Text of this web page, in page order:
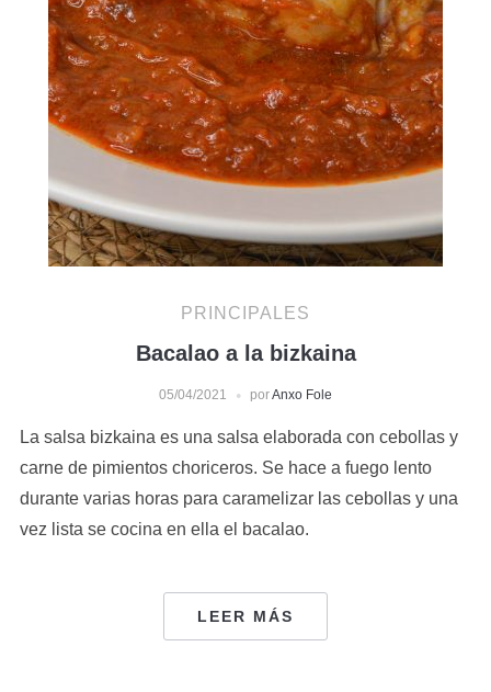
PRINCIPALES
Bacalao a la bizkaina
05/04/2021 porAnxo Fole
La salsa bizkaina es una salsa elaborada con cebollas y
carne de pimientos choriceros. Se hace a fuego lento
durante varias horas para caramelizar las cebollas y una
vez lista se cocina en ella el bacalao.
LEER MÁS